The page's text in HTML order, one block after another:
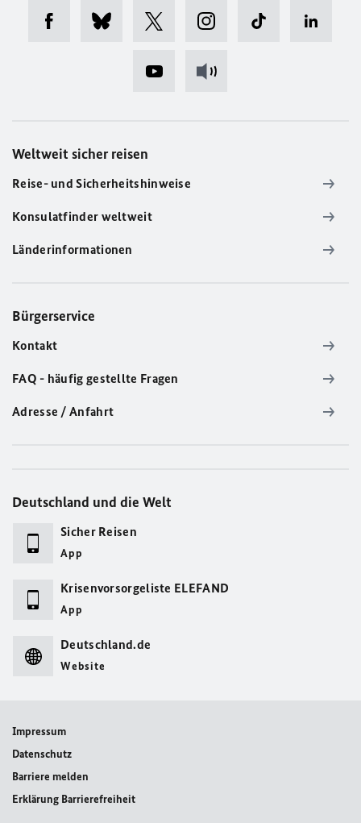
Weltweit sicher reisen
Reise- und Sicherheitshinweise
Konsulatfinder weltweit
Länderinformationen
Bürgerservice
Kontakt
FAQ - häufig gestellte Fragen
Adresse / Anfahrt
Deutschland und die Welt
Sicher Reisen
App
Krisenvorsorgeliste ELEFAND
App
Deutschland.de
Website
Impressum
Datenschutz
Barriere melden
Erklärung Barrierefreiheit